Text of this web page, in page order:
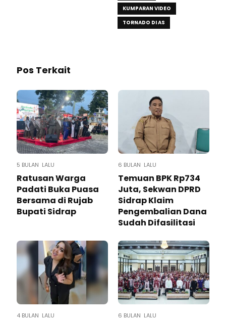
KUMPARAN VIDEO
TORNADO DI AS
Pos Terkait
5 BULAN LALU
Ratusan Warga
Padati Buka Puasa
Bersama di Rujab
Bupati Sidrap
6 BULAN LALU
Temuan BPK Rp734
Juta, Sekwan DPRD
Sidrap Klaim
Pengembalian Dana
Sudah Difasilitasi
4 BULAN LALU 6 BULAN LALU